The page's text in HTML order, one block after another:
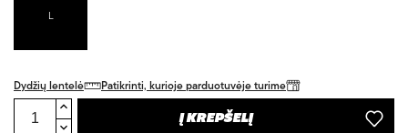
L
Dydžių lentelė Patikrinti, kurioje parduotuvėje turime
Į KREPŠELĮ